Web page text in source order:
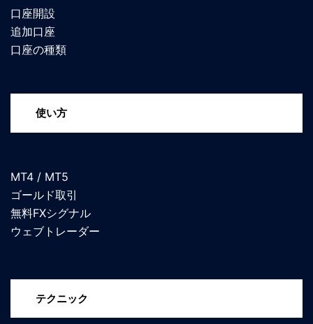
口座開設
追加口座
口座の種類
使い方
MT4 / MT5
ゴールド取引
無料FXシグナル
ウェブトレーダー
テクニック